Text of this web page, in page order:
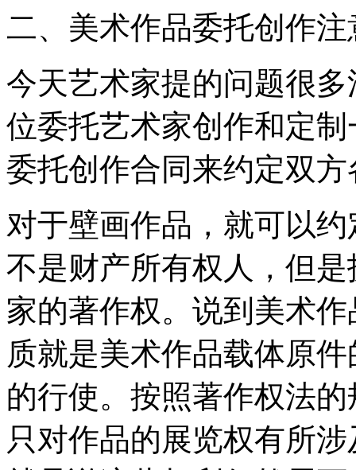
二、美术作品委托创作注
今天艺术家提的问题很
位委托艺术家创作和定
委托创作合同来约定双
对于壁画作品，就可以
不是财产所有权人，但
家的著作权。说到美术
质就是美术作品载体原
的行使。按照著作权法
只对作品的展览权有所